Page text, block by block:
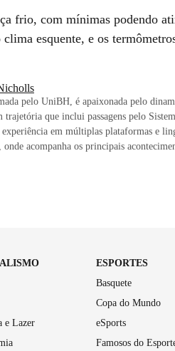
frio, com mínimas podendo
clima esquente, e os
pelo UniBH, é apaixonada pelo
trajetória que inclui passagens pelo
em múltiplas plataformas e
acompanha os principais
e Lazer
ESPORTES
Basquete
Copa do Mundo
eSports
Famosos do